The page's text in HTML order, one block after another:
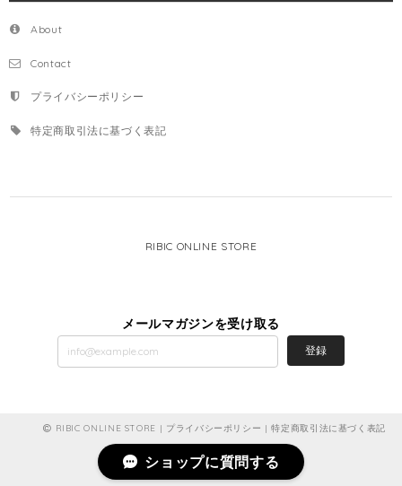
About
Contact
プライバシーポリシー
特定商取引法に基づく表記
RIBIC ONLINE STORE
メールマガジンを受け取る
登録
RIBIC ONLINE STORE | プライバシーポリシー |特定商取引法に基づく表記
ショップに質問する